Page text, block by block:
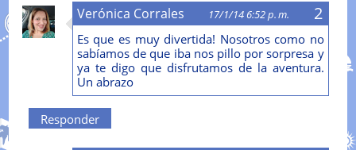
Verónica Corrales 17/1/14 6:52 p. m.
Es que es muy divertida! Nosotros como no
sabíamos de que iba nos pillo por sorpresa y
ya te digo que disfrutamos de la aventura.
Un abrazo
Responder